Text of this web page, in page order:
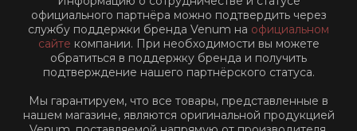
официального партнёра можно подтвердить через
службу поддержки бренда Venum на официальном
сайте компании. При необходимости вы можете
обратиться в поддержку бренда и получить
подтверждение нашего партнёрского статуса.
Мы гарантируем, что все товары, представленные в
нашем магазине, являются оригинальной продукцией